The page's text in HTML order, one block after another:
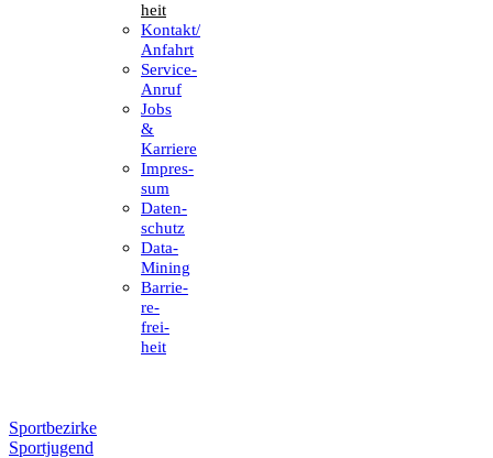
heit
Kontakt/​​
Anfahrt
Service-
Anruf
Jobs
&
Karriere
Impres­
sum
Daten­
schutz
Data-
Mining
Barrie­
re­
frei­
heit
Sportbezirke
Sportjugend